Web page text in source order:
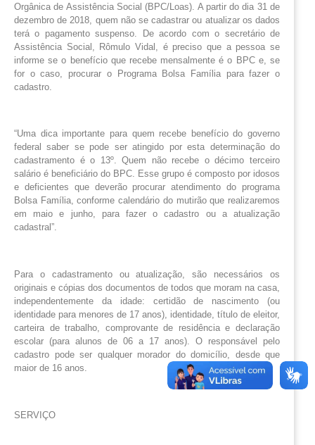
Orgânica de Assistência Social (BPC/Loas). A partir do dia 31 de
dezembro de 2018, quem não se cadastrar ou atualizar os dados
terá o pagamento suspenso. De acordo com o secretário de
Assistência Social, Rômulo Vidal, é preciso que a pessoa se
informe se o benefício que recebe mensalmente é o BPC e, se
for o caso, procurar o Programa Bolsa Família para fazer o
cadastro.
“Uma dica importante para quem recebe benefício do governo
federal saber se pode ser atingido por esta determinação do
cadastramento é o 13º. Quem não recebe o décimo terceiro
salário é beneficiário do BPC. Esse grupo é composto por idosos
e deficientes que deverão procurar atendimento do programa
Bolsa Família, conforme calendário do mutirão que realizaremos
em maio e junho, para fazer o cadastro ou a atualização
cadastral”.
Para o cadastramento ou atualização, são necessários os
originais e cópias dos documentos de todos que moram na casa,
independentemente da idade: certidão de nascimento (ou
identidade para menores de 17 anos), identidade, título de eleitor,
carteira de trabalho, comprovante de residência e declaração
escolar (para alunos de 06 a 17 anos). O responsável pelo
cadastro pode ser qualquer morador do domicílio, desde que
maior de 16 anos.
SERVIÇO